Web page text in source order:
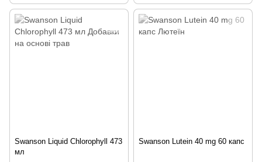
Swanson Liquid Chlorophyll 473
мл
Swanson Lutein 40 mg 60 капс